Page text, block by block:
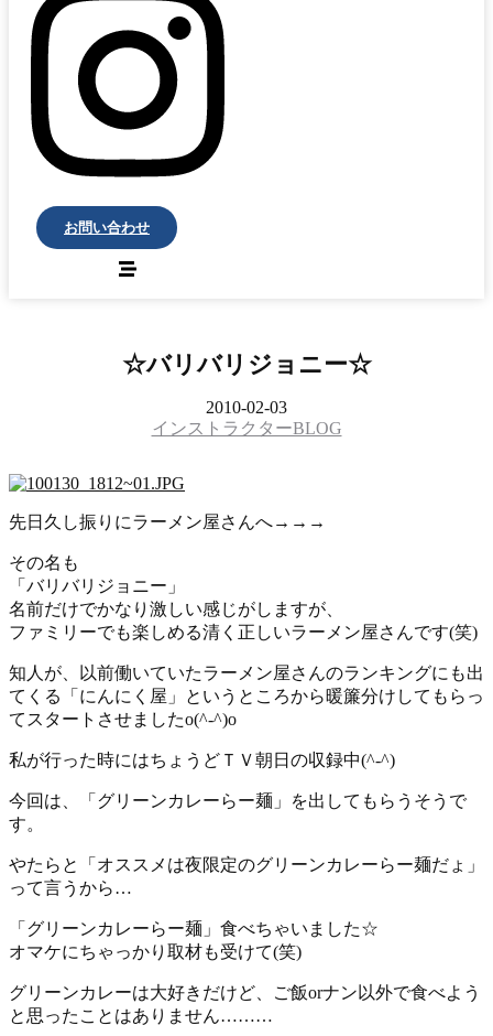
お問い合わせ
☆バリバリジョニー☆
2010-02-03
インストラクターBLOG
先日久し振りにラーメン屋さんへ→→→
その名も
「バリバリジョニー」
名前だけでかなり激しい感じがしますが、
ファミリーでも楽しめる清く正しいラーメン屋さんです(笑)
知人が、以前働いていたラーメン屋さんのランキングにも出
てくる「にんにく屋」というところから暖簾分けしてもらっ
てスタートさせましたo(^-^)o
私が行った時にはちょうどＴＶ朝日の収録中(^-^)
今回は、「グリーンカレーらー麺」を出してもらうそうで
す。
やたらと「オススメは夜限定のグリーンカレーらー麺だょ」
って言うから…
「グリーンカレーらー麺」食べちゃいました☆
オマケにちゃっかり取材も受けて(笑)
グリーンカレーは大好きだけど、ご飯orナン以外で食べよう
と思ったことはありません………